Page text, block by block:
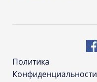
Политика
Конфиденциальности